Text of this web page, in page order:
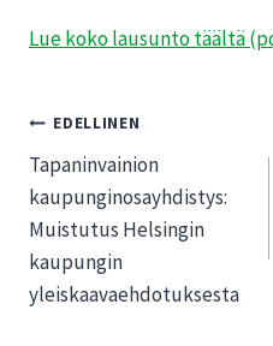
Lue koko lausunto täältä
Artikkelien
selaus
EDELLINEN
Tapaninvainion
kaupunginosayhdistys:
Muistutus Helsingin
kaupungin
yleiskaavaehdotuksesta